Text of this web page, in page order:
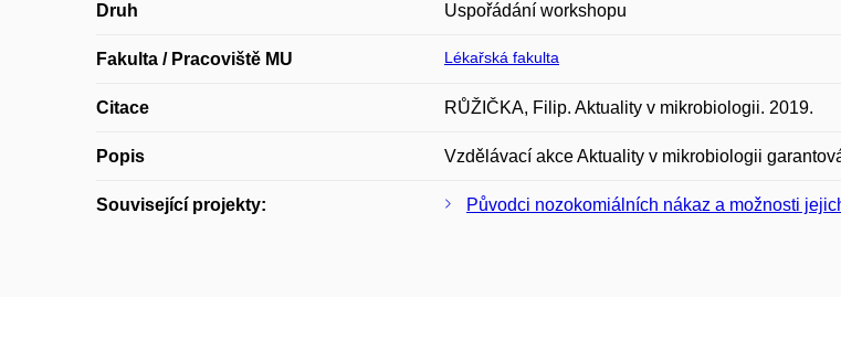
Druh Uspořádání workshopu
Fakulta / Pracoviště MU Lékařská fakulta
Citace RŮŽIČKA, Filip. Aktuality v mikrobiologii. 2019.
Popis Vzdělávací akce Aktuality v mikrobiologii
Související projekty: Původci nozokomiálních nákaz a možnosti